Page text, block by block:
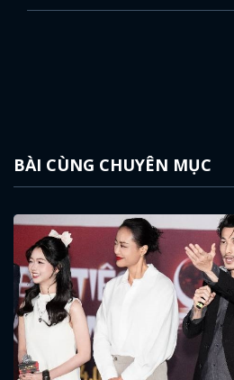
BÀI CÙNG CHUYÊN MỤC